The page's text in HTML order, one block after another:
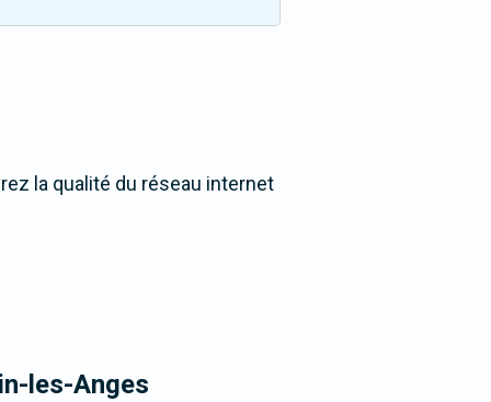
la qualité du réseau internet
les-Anges